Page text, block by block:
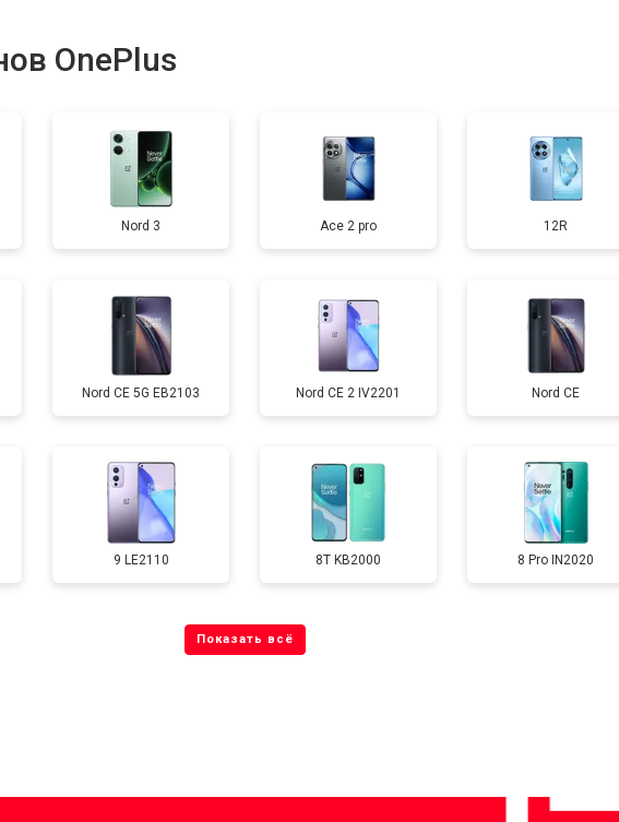
от 40 мин от 1400 ₽
от 80 мин от 2700 ₽
от 70 мин от 1750 ₽
от 60 мин от 3200 ₽
от 60 мин от 1400 ₽
OnePlus
Nord 3 Ace 2 pro 12R
Nord CE 5G EB2103 Nord CE 2 IV2201 Nord CE
9 LE2110 8T KB2000 8 Pro IN2020